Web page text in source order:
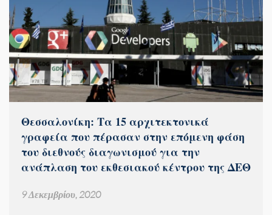
Θεσσαλονίκη: Τα 15 αρχιτεκτονικά
γραφεία που πέρασαν στην επόμενη φάση
του διεθνούς διαγωνισμού για την
ανάπλαση του εκθεσιακού κέντρου της ΔΕΘ
9 Δεκεμβρίου, 2020